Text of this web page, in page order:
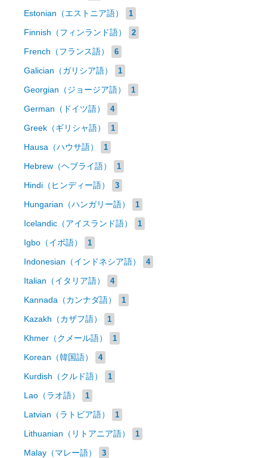
Estonian（エストニア語） 1
Finnish（フィンランド語） 2
French（フランス語） 6
Galician（ガリシア語） 1
Georgian（ジョージア語） 1
German（ドイツ語） 4
Greek（ギリシャ語） 1
Hausa（ハウサ語） 1
Hebrew（ヘブライ語） 1
Hindi（ヒンディー語） 3
Hungarian（ハンガリー語） 1
Icelandic（アイスランド語） 1
Igbo（イボ語） 1
Indonesian（インドネシア語） 4
Italian（イタリア語） 4
Kannada（カンナダ語） 1
Kazakh（カザフ語） 1
Khmer（クメール語） 1
Korean（韓国語） 4
Kurdish（クルド語） 1
Lao（ラオ語） 1
Latvian（ラトビア語） 1
Lithuanian（リトアニア語） 1
Malay（マレー語） 3